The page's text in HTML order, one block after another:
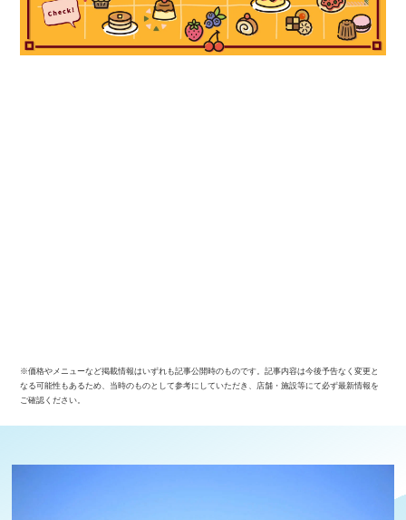
※価格やメニューなど掲載情報はいずれも記事公開時のものです。記事内容は今後予告なく変更と
なる可能性もあるため、当時のものとして参考にしていただき、店舗・施設等にて必ず最新情報を
ご確認ください。